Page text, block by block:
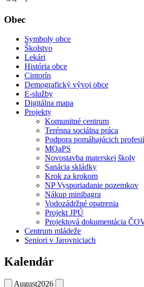
Obec
Symboly obce
Školstvo
Lekári
História obce
Cintorín
Demografický vývoj obce
E-služby
Digitálna mapa
Projekty
Komunitné centrum
Terénna sociálna práca
Podpora pomáhajúcich profesií
MOaPS
Novostavba materskej školy
Sanácia skládky
Krok za krokom
NP Vysporiadanie pozemkov
Nákup minibagra
Vodozádržné opatrenia
Projekt JPÚ
Projektová dokumentácia
Centrum mládeže
Seniori v Jarovniciach
Kalendár
August2026